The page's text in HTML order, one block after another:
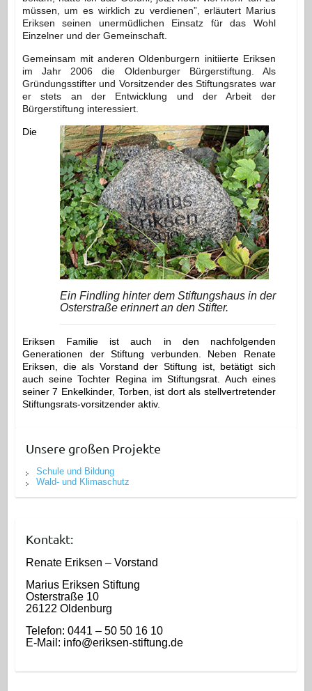
müssen, um es wirklich zu verdienen”, erläutert Marius
Eriksen seinen unermüdlichen Einsatz für das Wohl
Einzel­ner und der Gemeinschaft.
Gemeinsam mit anderen Oldenburgern initiierte Eriksen
im Jahr 2006 die Oldenburger Bürgerstiftung. Als
Gründungsstif­ter und Vorsitzender des Stiftungsrates war
er stets an der Entwicklung und der Arbeit der
Bürgerstiftung interessiert.
Ein Findling hinter dem Stiftungshaus in der
Osterstraße erinnert an den Stifter.
Die
Eriksen Familie ist auch in den nachfolgenden
Generationen der Stiftung verbunden. Neben Renate
Eriksen, die als Vorstand der Stiftung ist, betätigt sich
auch seine Tochter Regina im Stiftungsrat. Auch eines
seiner 7 Enkelkinder, Torben, ist dort als stellvertretender
Stiftungsrats-vorsitzender aktiv.
Unsere großen Projekte
Schule und Bildung
Wald- und Klimaschutz
Kontakt:
Renate Eriksen – Vorstand
Marius Eriksen Stiftung
Osterstraße 10
26122 Oldenburg
Telefon: 0441 – 50 50 16 10
E-Mail: info@eriksen-stiftung.de